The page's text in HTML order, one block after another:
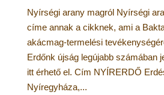
Nyírségi arany magról Nyírségi
címe annak a cikknek, ami a
akácmag-termelési
Erdőnk újság legújabb számában
itt érhető el. Cím NYÍRERDŐ
Nyíregyháza,...